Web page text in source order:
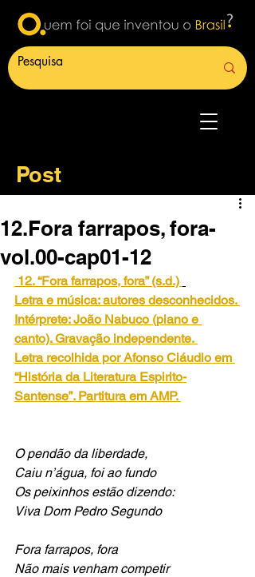
Post
12.Fora farrapos, fora-
vol.00-cap01-12
12. “Fora farrapos, fora” (s.d.)
Letra e música: autores desconhecidos.
Intérprete: João Nabuco (piano e
canto). Gravação independente.
Letra recolhida por Afonso Cláudio em
“História da Literatura Espirito-
Santense”. Partitura em AMP.
O pendão da liberdade,
Caiu n’água, foi ao fundo
Os peixinhos estão dizendo:
Viva Dom Pedro Segundo
Fora farrapos, fora
Não mais venham competir